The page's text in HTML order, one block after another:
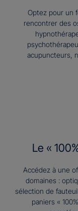
Optez pour un
rencontrer des
acupuncteurs,
Le «
Accédez à une
domaines :
sélection de
paniers «